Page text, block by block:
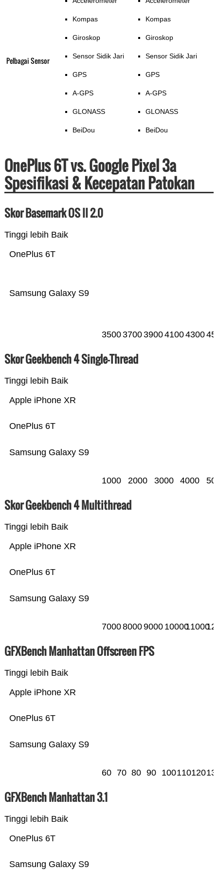
Pelbagai Sensor
Kompas
Giroskop
Sensor Sidik Jari
GPS
A-GPS
GLONASS
BeiDou
Kompas
Giroskop
Sensor Sidik Jari
GPS
A-GPS
GLONASS
BeiDou
OnePlus 6T vs. Google Pixel 3a
Spesifikasi & Kecepatan Patokan
Skor Basemark OS II 2.0
Tinggi lebih Baik
Samsung Galaxy S9
OnePlus 6T
35003700390041004300
Skor Geekbench 4 Single-Thread
Tinggi lebih Baik
Samsung Galaxy S9
OnePlus 6T
Apple iPhone XR
1000 2000 3000 4000
Skor Geekbench 4 Multithread
Tinggi lebih Baik
Samsung Galaxy S9
OnePlus 6T
Apple iPhone XR
700080009000 1000011000
GFXBench Manhattan Offscreen FPS
Tinggi lebih Baik
Samsung Galaxy S9
OnePlus 6T
Apple iPhone XR
60 70 80 90 100110120
GFXBench Manhattan 3.1
Tinggi lebih Baik
Samsung Galaxy S9
OnePlus 6T